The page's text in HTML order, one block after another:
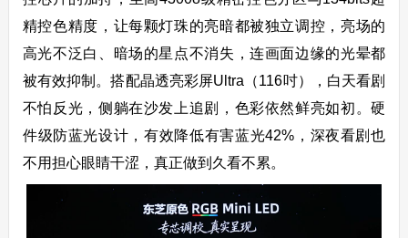
精控色精度，让每颗灯珠的亮暗都被独立调控，亮场的
高光不泛白、暗场的星点不消失，连画面边缘的光晕都
被有效抑制。搭配晶透亮彩屏Ultra（116吋），白天看剧
不怕反光，侧躺在沙发上追剧，色彩依然鲜亮如初。硬
件级防蓝光设计，有效降低有害蓝光42%，深夜看剧也
不用担心眼睛干涩，真正做到久看不累。